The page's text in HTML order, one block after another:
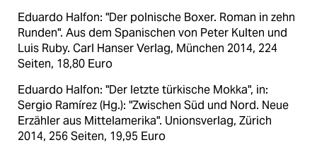
Eduardo Halfon: "Der polnische Boxer. Roman in zehn
Runden". Aus dem Spanischen von Peter Kulten und
Luis Ruby. Carl Hanser Verlag, München 2014, 224
Seiten, 18,80 Euro
Eduardo Halfon: "Der letzte türkische Mokka", in:
Sergio Ramírez (Hg.): "Zwischen Süd und Nord. Neue
Erzähler aus Mittelamerika". Unionsverlag, Zürich
2014, 256 Seiten, 19,95 Euro